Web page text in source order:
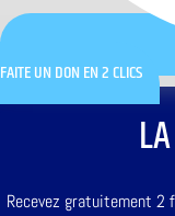
FAITE UN DON EN 2 CLICS
Recevez gratuitement 2